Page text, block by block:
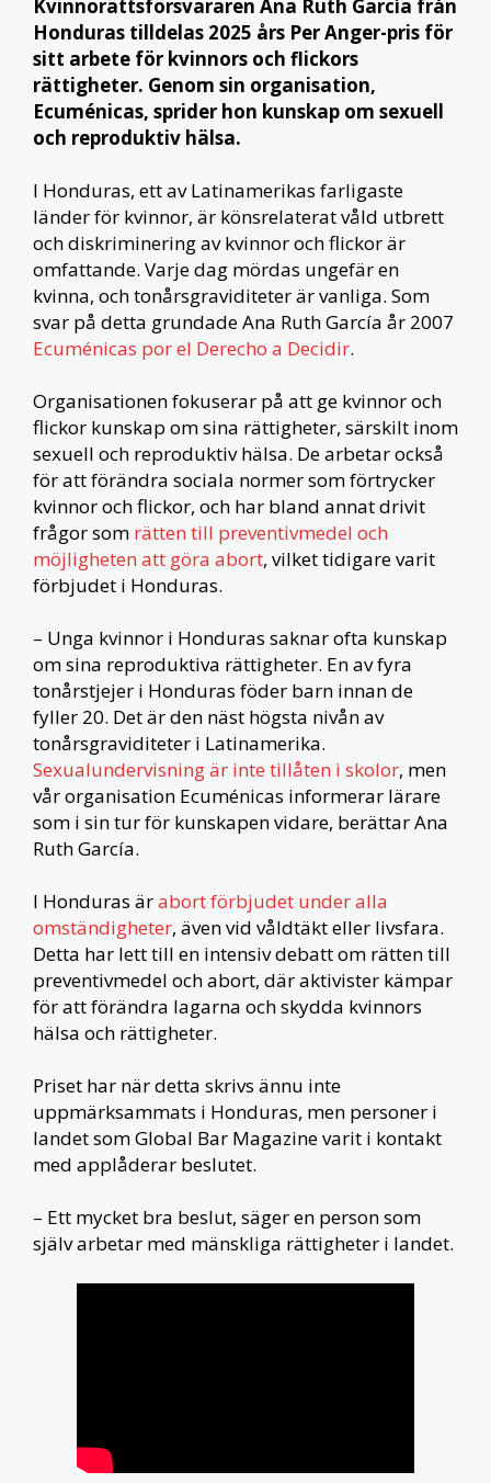
Kvinnorättsförsvararen Ana Ruth García från
Honduras tilldelas 2025 års Per Anger-pris för
sitt arbete för kvinnors och flickors
rättigheter. Genom sin organisation,
Ecuménicas, sprider hon kunskap om sexuell
och reproduktiv hälsa.
I Honduras, ett av Latinamerikas farligaste
länder för kvinnor, är könsrelaterat våld utbrett
och diskriminering av kvinnor och flickor är
omfattande. Varje dag mördas ungefär en
kvinna, och tonårsgraviditeter är vanliga. Som
svar på detta grundade Ana Ruth García år 2007
Ecuménicas por el Derecho a Decidir.
Organisationen fokuserar på att ge kvinnor och
flickor kunskap om sina rättigheter, särskilt inom
sexuell och reproduktiv hälsa. De arbetar också
för att förändra sociala normer som förtrycker
kvinnor och flickor, och har bland annat drivit
frågor som rätten till preventivmedel och
möjligheten att göra abort, vilket tidigare varit
förbjudet i Honduras.
– Unga kvinnor i Honduras saknar ofta kunskap
om sina reproduktiva rättigheter. En av fyra
tonårstjejer i Honduras föder barn innan de
fyller 20. Det är den näst högsta nivån av
tonårsgraviditeter i Latinamerika.
Sexualundervisning är inte tillåten i skolor, men
vår organisation Ecuménicas informerar lärare
som i sin tur för kunskapen vidare, berättar Ana
Ruth García.
I Honduras ärabort förbjudet under alla
omständigheter, även vid våldtäkt eller livsfara.
Detta har lett till en intensiv debatt om rätten till
preventivmedel och abort, där aktivister kämpar
för att förändra lagarna och skydda kvinnors
hälsa och rättigheter.
Priset har när detta skrivs ännu inte
uppmärksammats i Honduras, men personer i
landet som Global Bar Magazine varit i kontakt
med applåderar beslutet.
– Ett mycket bra beslut, säger en person som
själv arbetar med mänskliga rättigheter i landet.